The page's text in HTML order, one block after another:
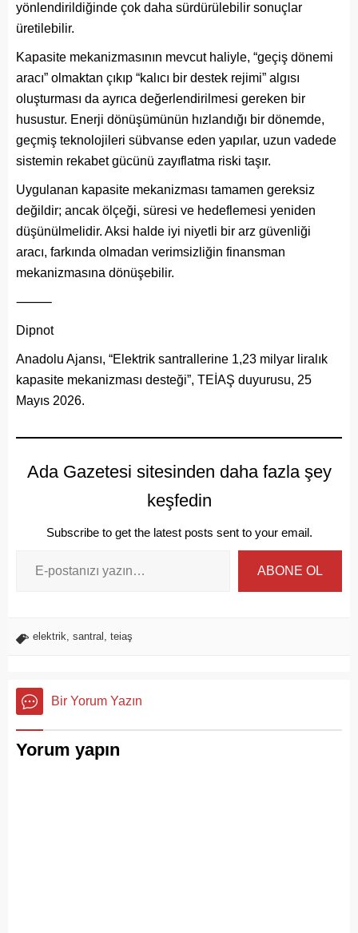
yönlendirildiğinde çok daha sürdürülebilir sonuçlar
üretilebilir.
Kapasite mekanizmasının mevcut haliyle, “geçiş dönemi
aracı” olmaktan çıkıp “kalıcı bir destek rejimi” algısı
oluşturması da ayrıca değerlendirilmesi gereken bir
husustur. Enerji dönüşümünün hızlandığı bir dönemde,
geçmiş teknolojileri sübvanse eden yapılar, uzun vadede
sistemin rekabet gücünü zayıflatma riski taşır.
Uygulanan kapasite mekanizması tamamen gereksiz
değildir; ancak ölçeği, süresi ve hedeflemesi yeniden
düşünülmelidir. Aksi halde iyi niyetli bir arz güvenliği
aracı, farkında olmadan verimsizliğin finansman
mekanizmasına dönüşebilir.
⸻
Dipnot
Anadolu Ajansı, “Elektrik santrallerine 1,23 milyar liralık
kapasite mekanizması desteği”, TEİAŞ duyurusu, 25
Mayıs 2026.
Ada Gazetesi sitesinden daha fazla şey
keşfedin
Subscribe to get the latest posts sent to your email.
ABONE OL
elektrik, santral , teiaş
Bir Yorum Yazın
Yorum yapın